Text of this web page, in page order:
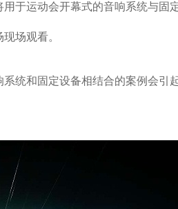
于运动会开幕式的音响系统与固
场观看。
统和固定设备相结合的案例会引